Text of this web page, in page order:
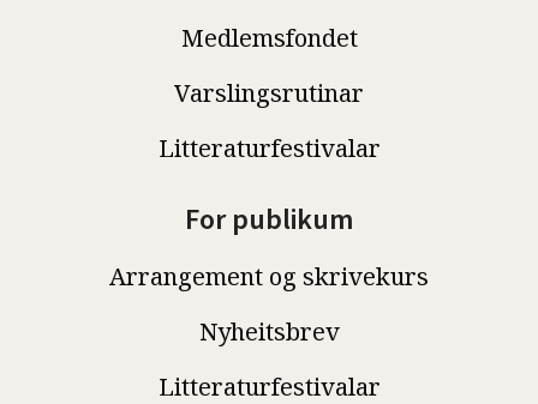
Medlemsfondet
Varslingsrutinar
Litteraturfestivalar
For publikum
Arrangement og skrivekurs
Nyheitsbrev
Litteraturfestivalar